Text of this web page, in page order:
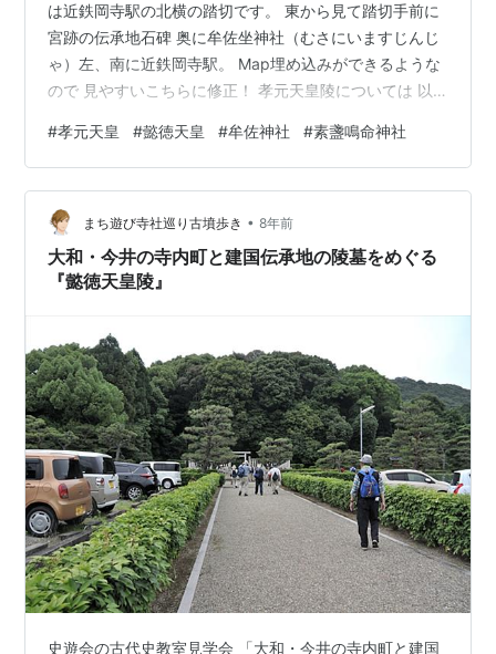
は近鉄岡寺駅の北横の踏切です。 東から見て踏切手前に
宮跡の伝承地石碑 奥に牟佐坐神社（むさにいますじんじ
ゃ）左、南に近鉄岡寺駅。 Map埋め込みができるような
ので 見やすいこちらに修正！ 孝元天皇陵については 以
リートビューでほ追体験できるんだが(笑) 天皇陵 宮跡巡
りをしてはいるが、基本26代以前の天皇については存在
そのものを疑問視しています（準ずる人物はいたのかも
しれないが）。古代史については素人です。個人的に地
元数kmあるいは十数km圏内に天皇陵・宮跡が散在して
いるので巡っ…
#孝元天皇 #懿徳天皇 #牟佐神社 #素盞鳴命神社
まち遊び寺社巡り古墳歩き • 8年前
大和・今井の寺内町と建国伝承地の陵墓をめぐる
『懿徳天皇陵』
史遊会の古代史教室見学会 「大和・今井の寺内町と建国